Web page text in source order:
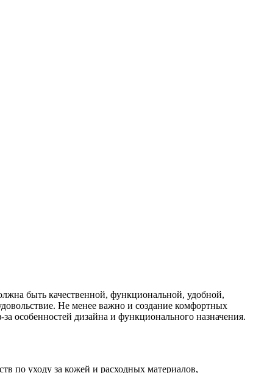
быть качественной, функциональной, удобной,
Не менее важно и создание комфортных
особенностей дизайна и функционального назначения.
по уходу за кожей и расходных материалов,